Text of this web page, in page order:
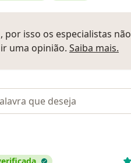
isso os especialistas não
uma opinião. Saiba mais.
opiniões